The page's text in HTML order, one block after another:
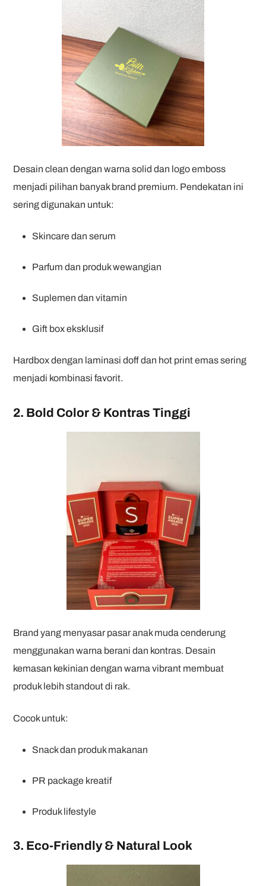
Desain clean dengan warna solid dan logo emboss
menjadi pilihan banyak brand premium. Pendekatan ini
sering digunakan untuk:
Skincare dan serum
Parfum dan produk wewangian
Suplemen dan vitamin
Gift box eksklusif
Hardbox dengan laminasi doff dan hot print emas sering
menjadi kombinasi favorit.
2. Bold Color & Kontras Tinggi
Brand yang menyasar pasar anak muda cenderung
menggunakan warna berani dan kontras. Desain
kemasan kekinian dengan warna vibrant membuat
produk lebih standout di rak.
Cocok untuk:
Snack dan produk makanan
PR package kreatif
Produk lifestyle
3. Eco-Friendly & Natural Look